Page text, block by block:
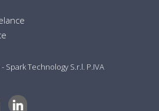
Technology S.r.l. P.IVA